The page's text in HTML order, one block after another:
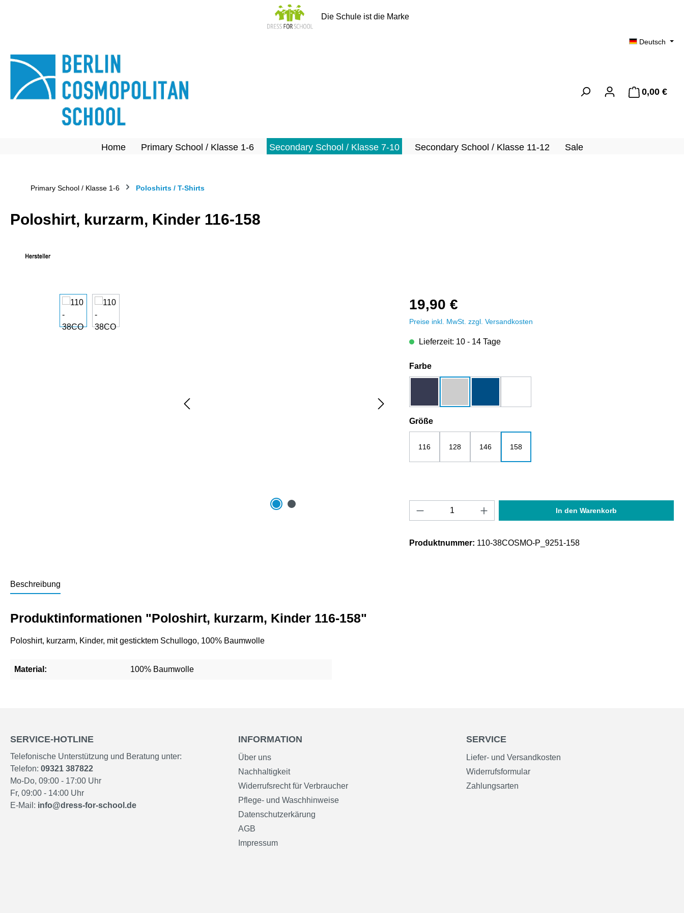
Die Schule ist die Marke
Deutsch
0,00 €
Home Primary School / Klasse 1-6 Secondary School / Klasse 7-10 Secondary School / Klasse 11-12 Sale
Primary School / Klasse 1-6 Poloshirts / T-Shirts
Poloshirt, kurzarm, Kinder 116-158
Bildergalerie überspringen 19,90 €
Preise inkl. MwSt. zzgl. Versandkosten
Lieferzeit: 10 - 14 Tage
Farbeauswählen
Größeauswählen
116 128 146 158
Produkt Anzahl: Gib den gewünschten Wert ein
In den Warenkorb
Produktnummer: 110-38COSMO-P_9251-158
Beschreibung
Produktinformationen "Poloshirt, kurzarm, Kinder 116-158"
Poloshirt, kurzarm, Kinder, mit gesticktem Schullogo, 100% Baumwolle
Material: 100% Baumwolle
SERVICE-HOTLINE
Telefonische Unterstützung und Beratung unter:
Telefon: 09321 387822
Mo-Do, 09:00 - 17:00 Uhr
Fr, 09:00 - 14:00 Uhr
E-Mail: info@dress-for-school.de
INFORMATION
Über uns
Nachhaltigkeit
Widerrufsrecht für Verbraucher
Pflege- und Waschhinweise
Datenschutzerkärung
AGB
Impressum
SERVICE
Liefer- und Versandkosten
Widerrufsformular
Zahlungsarten